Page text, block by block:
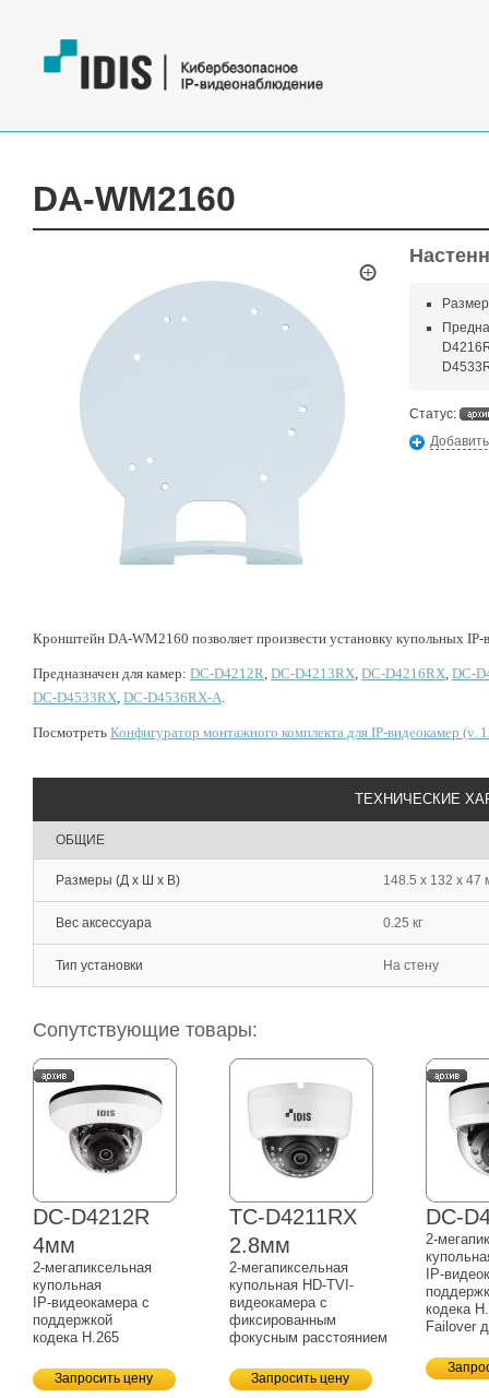
DA-WM2160
Статус:
Кронштейн DA-WM2160 позволяет произвести установку купольных IP-
Предназначен для камер: DC-D4212R, DC-D4213RX, DC-D4216RX, DC-D
DC-D4533RX, DC-D4536RX-A.
Посмотреть Конфигуратор монтажного комплекта для IP-видеокамер (v.
ТЕХНИЧЕСКИЕ
ОБЩИЕ
Размеры (Д х Ш х В) 148.5 x 132 x 47
Вес аксессуара 0.25 кг
Тип установки На стену
Сопутствующие товары:
DC-D4212R
4мм
2-мегапиксельная
купольная
IP-видеокамерас
поддержкой
кодека H.265
Запросить цену
TC-D4211RX
2.8мм
2-мегапиксельная
купольная HD-TVI-
видеокамера с
фиксированным
фокусным расстоянием
Запросить цену
DC-
2-
IP-
кодека
Failover